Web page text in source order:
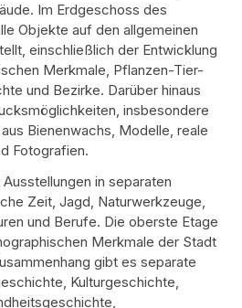
Im Erdgeschoss des
Objekte auf den allgemeinen
einschließlich der Entwicklung
Merkmale, Pflanzen-Tier-
und Bezirke. Darüber hinaus
insbesondere
Bienenwachs, Modelle, reale
Fotografien.
in separaten
Zeit, Jagd, Naturwerkzeuge,
und Berufe. Die oberste Etage
Merkmale der Stadt
gibt es separate
Kulturgeschichte,